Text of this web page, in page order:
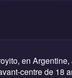
en
centre de 18